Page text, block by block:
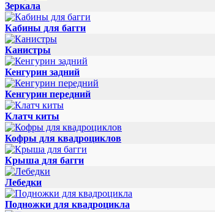
Зеркала
Кабины для багги
Канистры
Кенгурин задний
Кенгурин передний
Клатч киты
Кофры для квадроциклов
Крыша для багги
Лебедки
Подножки для квадроцикла